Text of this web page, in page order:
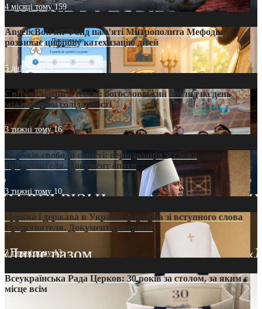
4 місяці тому159
AngelicBot: як Фонд пам’яті Митрополита Мефодія
розвиває цифрову катехизацію дітей
5 днів тому9
Світові лідери в Києві: богословський погляд на день
міжнародної солідарності
3 тижні тому16
35 років свободи совісті: періодизація зі слова
Предстоятеля. Документ епохи
3 тижні тому 10
Церква і держава в Україні: формула зі вступного слова
Предстоятеля. Документ доктрини
3 тижні тому13
Всеукраїнська Рада Церков: 30 років за столом, за яким є
місце всім